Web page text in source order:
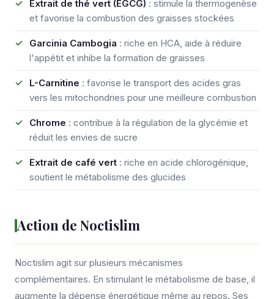
Extrait de thé vert (EGCG) : stimule la thermogenèse
et favorise la combustion des graisses stockées
Garcinia Cambogia : riche en HCA, aide à réduire
l'appétit et inhibe la formation de graisses
L-Carnitine : favorise le transport des acides gras
vers les mitochondries pour une meilleure combustion
Chrome : contribue à la régulation de la glycémie et
réduit les envies de sucre
Extrait de café vert : riche en acide chlorogénique,
soutient le métabolisme des glucides
Action de Noctislim
Noctislim agit sur plusieurs mécanismes
complémentaires. En stimulant le métabolisme de base, il
augmente la dépense énergétique même au repos. Ses